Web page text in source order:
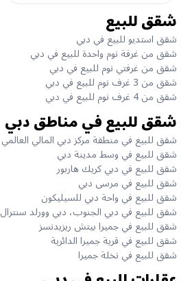
شقق للبيع
شقق استديو للبيع في دبي
شقق من غرفة نوم واحدة للبيع في دبي
شقق من غرفتي نوم للبيع في دبي
شقق من 3 غرف نوم للبيع في دبي
شقق من 4 غرف نوم للبيع في دبي
شقق للبيع في مناطق دبي
شقق للبيع في منطقة مركز دبي المالي العالمي
شقق للبيع في وسط مدينة دبي
شقق للبيع في دبي كريك هاربور
شقق للبيع في مرسى دبي
شقق للبيع في واحة دبي للسيليكون
شقق للبيع في دبي الجنوب، دبي وورلد سنترال
شقق للبيع في جميرا بيتش ريزيدنسز
شقق للبيع في قرية جميرا الدائرية
شقق للبيع في نخلة جميرا